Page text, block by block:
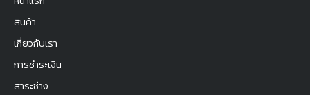
สินค้า
เกี่ยวกับเรา
การชำระเงิน
สาระช่าง